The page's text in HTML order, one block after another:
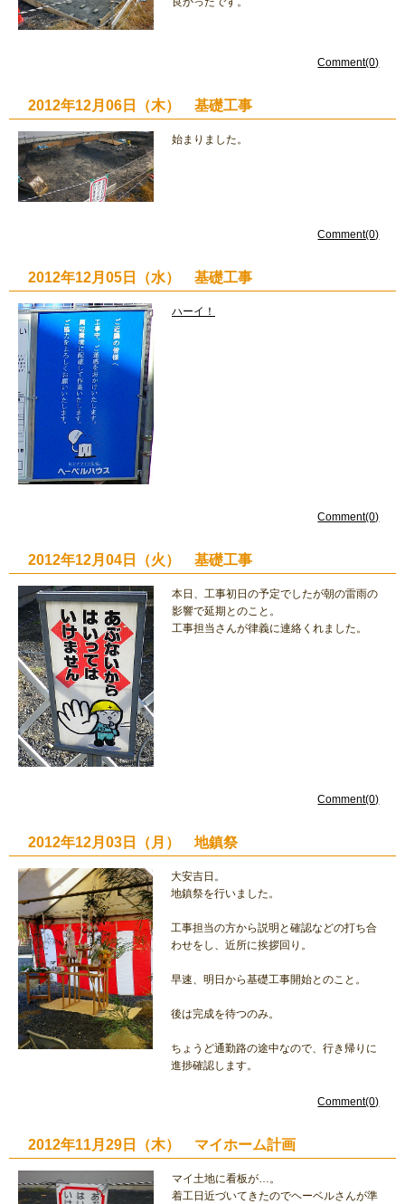
Comment(0)
2012年12月06日（木） 基礎工事
始まりました。
Comment(0)
2012年12月05日（水） 基礎工事
ハーイ！
Comment(0)
2012年12月04日（火） 基礎工事
本日、工事初日の予定でしたが朝の雷雨の
影響で延期とのこと。
工事担当さんが律義に連絡くれました。
Comment(0)
2012年12月03日（月） 地鎮祭
大安吉日。
地鎮祭を行いました。
工事担当の方から説明と確認などの打ち合
わせをし、近所に挨拶回り。
早速、明日から基礎工事開始とのこと。
後は完成を待つのみ。
ちょうど通勤路の途中なので、行き帰りに
進捗確認します。
Comment(0)
2012年11月29日（木） マイホーム計画
マイ土地に看板が…。
着工日近づいてきたのでヘーベルさんが準